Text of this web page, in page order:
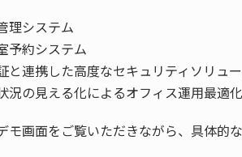
理システム
予約システム
と連携した高度なセキュリティソリュ
況の見える化によるオフィス運用最適化
モ画面をご覧いただきながら、具体的